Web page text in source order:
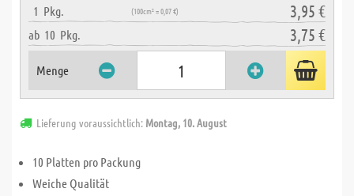
1 Pkg. (100cm² = 0,07 €) 3,95 €
ab 10 Pkg. 3,75 €
Menge
Lieferung voraussichtlich: Montag, 10. August
10 Platten pro Packung
Weiche Qualität